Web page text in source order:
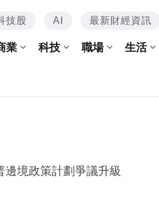
技股 AI 最新財經資訊
業 科技 職場 生活
邊境政策計劃爭議升級